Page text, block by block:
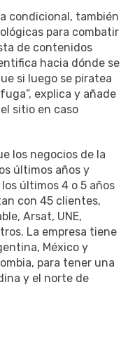
condicional, también
para combatir
de contenidos
hacia dónde se
si luego se piratea
explica y añade
sitio en caso
los negocios de la
últimos años y
últimos 4 o 5 años
con 45 clientes,
Arsat, UNE,
La empresa tiene
México y
para tener una
y el norte de